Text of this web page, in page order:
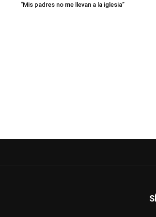
“Mis padres no me llevan a la iglesia”